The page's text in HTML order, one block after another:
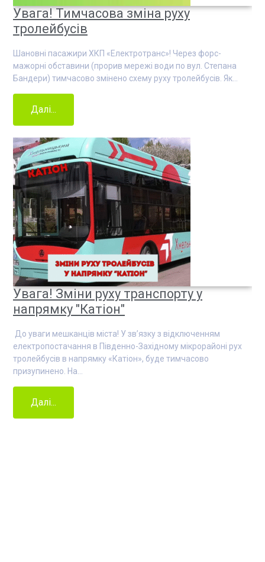
Увага! Тимчасова зміна руху
тролейбусів
Шановні пасажири ХКП «Електротранс»! Через форс-
мажорні обставини (прорив мережі води по вул. Степана
Бандери) тимчасово змінено схему руху тролейбусів. Як…
Далі...
Увага! Зміни руху транспорту у
напрямку "Катіон"
До уваги мешканців міста! У зв’язку з відключенням
електропостачання в Південно-Західному мікрорайоні рух
тролейбусів в напрямку «Катіон», буде тимчасово
призупинено. На…
Далі...